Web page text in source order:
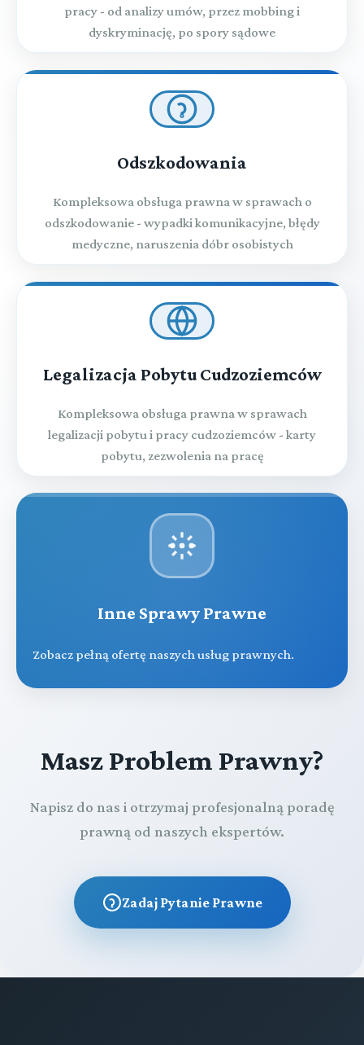
pracy - od analizy umów, przez mobbing i
dyskryminację, po spory sądowe
Odszkodowania
Kompleksowa obsługa prawna w sprawach o
odszkodowanie - wypadki komunikacyjne, błędy
medyczne, naruszenia dóbr osobistych
Legalizacja Pobytu Cudzoziemców
Kompleksowa obsługa prawna w sprawach
legalizacji pobytu i pracy cudzoziemców - karty
pobytu, zezwolenia na pracę
Inne Sprawy Prawne
Zobacz pełną ofertę naszych usług prawnych.
Masz Problem Prawny?
Napisz do nas i otrzymaj profesjonalną poradę
prawną od naszych ekspertów.
Zadaj Pytanie Prawne